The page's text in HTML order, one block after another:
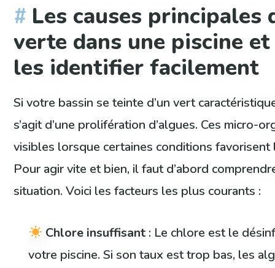
Les causes principales
verte dans une piscine
les identifier facilement
Si votre bassin se teinte d’un vert
s’agit d’une prolifération d’algues. Ces micro-
visibles lorsque certaines conditions
Pour agir vite et bien, il faut d’abord
situation. Voici les facteurs les plus courants :
Chlore insuffisant : Le chlore est le
votre piscine. Si son taux est trop bas, les